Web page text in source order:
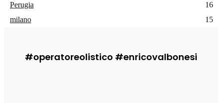
Perugia
16
milano
15
#operatoreolistico #enricovalbonesi